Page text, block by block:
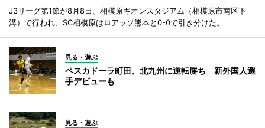
J3リーグ第1節が8月8日、相模原ギオンスタジアム（相模原市南区下
溝）で行われ、SC相模原はロアッソ熊本と0-0で引き分けた。
見る・遊ぶ
ペスカドーラ町田、北九州に逆転勝ち 新外国人選
手デビューも
見る・遊ぶ